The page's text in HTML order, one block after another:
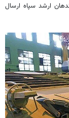
ارشد سپاه ارسال